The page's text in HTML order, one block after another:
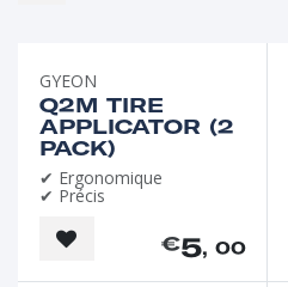
GYEON
Q2M TIRE
APPLICATOR (2
PACK)
✔ Ergonomique
✔ Précis
€5, 00